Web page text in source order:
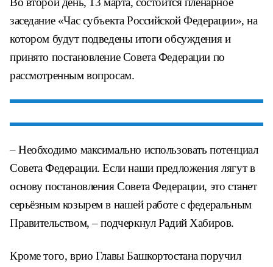
заседание «Час субъекта Российской Федерации», на
котором будут подведены итоги обсуждения и
принято постановление Совета Федерации по
рассмотренным вопросам.
– Необходимо максимально использовать потенциал
Совета Федерации. Если наши предложения лягут в
основу постановления Совета Федерации, это станет
серьёзным козырем в нашей работе с федеральным
Правительством, – подчеркнул Радий Хабиров.
Кроме того, врио Главы Башкортостана поручил